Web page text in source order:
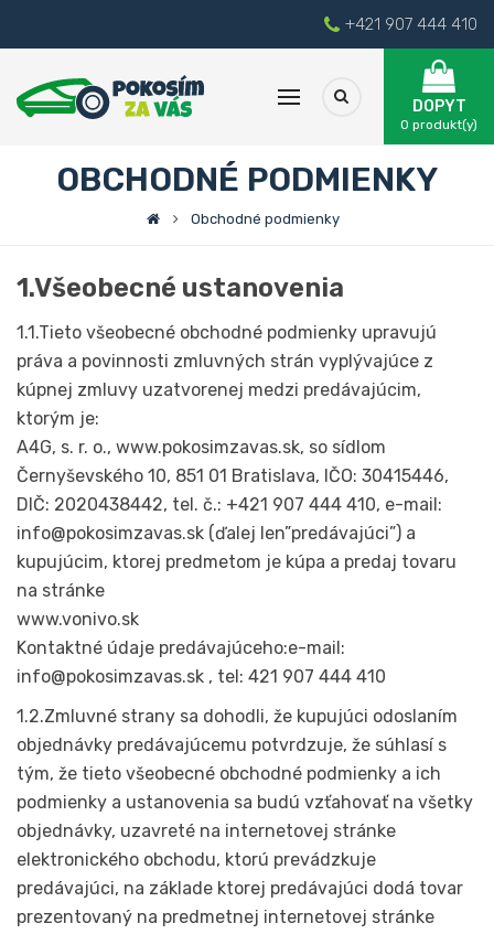
+421 907 444 410
DOPYT
0 produkt(y)
OBCHODNÉ PODMIENKY
Obchodné podmienky
1.Všeobecné ustanovenia
1.1.Tieto všeobecné obchodné podmienky upravujú
práva a povinnosti zmluvných strán vyplývajúce z
kúpnej zmluvy uzatvorenej medzi predávajúcim,
ktorým je:
A4G, s. r. o., www.pokosimzavas.sk, so sídlom
Černyševského 10, 851 01 Bratislava, IČO: 30415446,
DIČ: 2020438442, tel. č.: +421 907 444 410, e-mail:
info@pokosimzavas.sk (ďalej len”predávajúci”) a
kupujúcim, ktorej predmetom je kúpa a predaj tovaru
na stránke
www.vonivo.sk
Kontaktné údaje predávajúceho:e-mail:
info@pokosimzavas.sk , tel: 421 907 444 410
1.2.Zmluvné strany sa dohodli, že kupujúci odoslaním
objednávky predávajúcemu potvrdzuje, že súhlasí s
tým, že tieto všeobecné obchodné podmienky a ich
podmienky a ustanovenia sa budú vzťahovať na všetky
objednávky, uzavreté na internetovej stránke
elektronického obchodu, ktorú prevádzkuje
predávajúci, na základe ktorej predávajúci dodá tovar
prezentovaný na predmetnej internetovej stránke